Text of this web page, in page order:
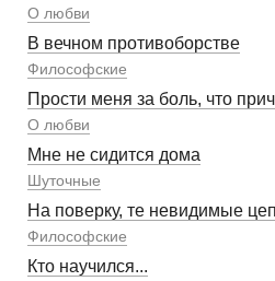
О любви
В вечном противоборстве
Философские
Прости меня за боль, что
О любви
Мне не сидится дома
Шуточные
На поверку, те невидимые
Философские
Кто научился...